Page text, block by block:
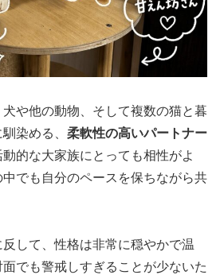
や他の動物、そして複数の猫と暮
染める、 柔軟性の高いパートナー
的な大家族にとっても相性がよ
中でも自分のペースを保ちながら共
して、性格は非常に穏やかで温
でも警戒しすぎることが少ないた